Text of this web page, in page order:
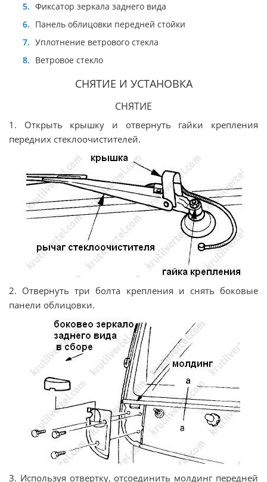
Фиксатор зеркала заднего вида
Панель облицовки передней стойки
Уплотнение ветрового стекла
Ветровое стекло
СНЯТИЕ И УСТАНОВКА
СНЯТИЕ
1. Открыть крышку и отвернуть гайки крепления
передних стеклоочистителей.
2. Отвернуть три болта крепления и снять боковые
панели облицовки.
3. Используя отвертку, отсоединить молдинг передней